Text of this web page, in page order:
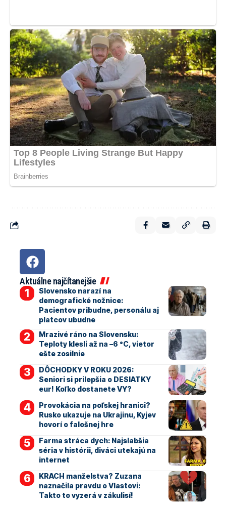
Aktuálne najčítanejšie
Slovensko narazí na
demografické nožnice:
Pacientov pribudne, personálu aj
platcov ubudne
Mrazivé ráno na Slovensku:
Teploty klesli až na –6 °C, vietor
ešte zosilnie
DÔCHODKY V ROKU 2026:
Seniori si prilepšia o DESIATKY
eur! Koľko dostanete VY?
Provokácia na poľskej hranici?
Rusko ukazuje na Ukrajinu, Kyjev
hovorí o falošnej hre
Farma stráca dych: Najslabšia
séria v histórii, diváci utekajú na
internet
KRACH manželstva? Zuzana
naznačila pravdu o Vlastovi:
Takto to vyzerá v zákulisí!